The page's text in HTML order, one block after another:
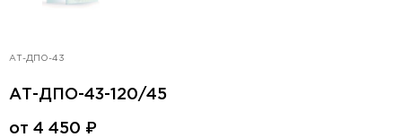
АТ-ДПО-43
АТ-ДПО-43-120/45
от 4 450 ₽